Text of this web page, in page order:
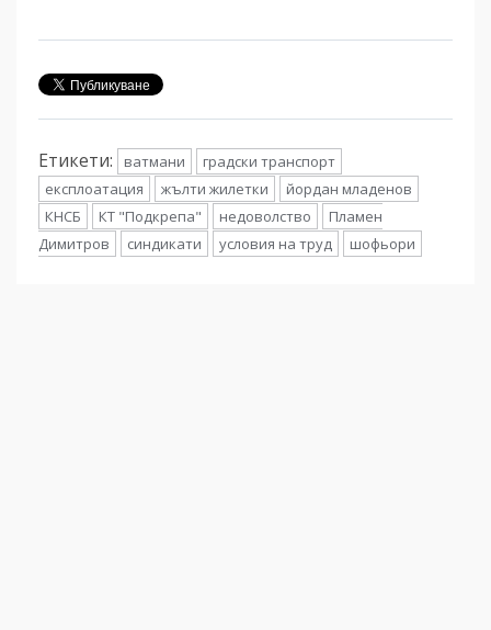
Етикети: ватмани
градски транспорт
експлоатация
жълти жилетки
йордан младенов
КНСБ
КТ "Подкрепа" недоволство
Пламен
Димитров
синдикати условия на труд шофьори